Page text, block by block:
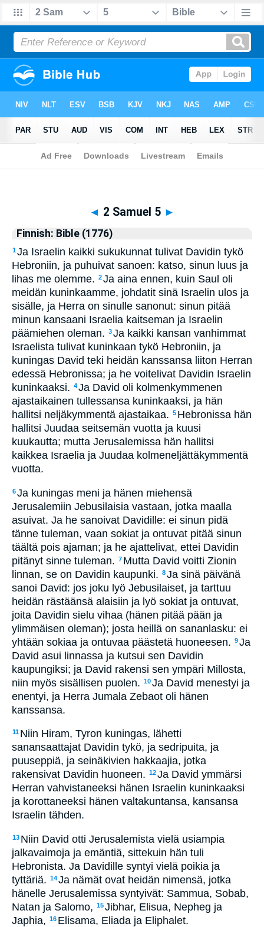
Biblia>Finnish: Bible (1776) > 2 Samuel 5
◄ 2 Samuel 5 ►
Finnish: Bible (1776)
1Ja Israelin kaikki sukukunnat tulivat Davidin tykö
Hebroniin, ja puhuivat sanoen: katso, sinun luus ja
lihas me olemme. 2Ja aina ennen, kuin Saul oli
meidän kuninkaamme, johdatit sinä Israelin ulos ja
sisälle, ja Herra on sinulle sanonut: sinun pitää
minun kansaani Israelia kaitseman ja Israelin
päämiehen oleman. 3Ja kaikki kansan vanhimmat
Israelista tulivat kuninkaan tykö Hebroniin, ja
kuningas David teki heidän kanssansa liiton Herran
edessä Hebronissa; ja he voitelivat Davidin Israelin
kuninkaaksi. 4Ja David oli kolmenkymmenen
ajastaikainen tullessansa kuninkaaksi, ja hän
hallitsi neljäkymmentä ajastaikaa. 5 Hebronissa hän
hallitsi Juudaa seitsemän vuotta ja kuusi
kuukautta; mutta Jerusalemissa hän hallitsi
kaikkea Israelia ja Juudaa kolmeneljättäkymmentä
vuotta.
6Ja kuningas meni ja hänen miehensä
Jerusalemiin Jebusilaisia vastaan, jotka maalla
asuivat. Ja he sanoivat Davidille: ei sinun pidä
tänne tuleman, vaan sokiat ja ontuvat pitää sinun
täältä pois ajaman; ja he ajattelivat, ettei Davidin
pitänyt sinne tuleman. 7 Mutta David voitti Zionin
linnan, se on Davidin kaupunki. 8Ja sinä päivänä
sanoi David: jos joku lyö Jebusilaiset, ja tarttuu
heidän rästäänsä alaisiin ja lyö sokiat ja ontuvat,
joita Davidin sielu vihaa (hänen pitää pään ja
ylimmäisen oleman); josta heillä on sananlasku: ei
yhtään sokiaa ja ontuvaa päästetä huoneesen. 9Ja
David asui linnassa ja kutsui sen Davidin
kaupungiksi; ja David rakensi sen ympäri Millosta,
niin myös sisällisen puolen. 10Ja David menestyi ja
enentyi, ja Herra Jumala Zebaot oli hänen
kanssansa.
11 Niin Hiram, Tyron kuningas, lähetti
sanansaattajat Davidin tykö, ja sedripuita, ja
puuseppiä, ja seinäkivien hakkaajia, jotka
rakensivat Davidin huoneen. 12Ja David ymmärsi
Herran vahvistaneeksi hänen Israelin kuninkaaksi
ja korottaneeksi hänen valtakuntansa, kansansa
Israelin tähden.
13 Niin David otti Jerusalemista vielä usiampia
jalkavaimoja ja emäntiä, sittekuin hän tuli
Hebronista. Ja Davidille syntyi vielä poikia ja
tyttäriä. 14Ja nämät ovat heidän nimensä, jotka
hänelle Jerusalemissa syntyivät: Sammua, Sobab,
Natan ja Salomo, 15Jibhar, Elisua, Nepheg ja
Japhia, 16 Elisama, Eliada ja Eliphalet.